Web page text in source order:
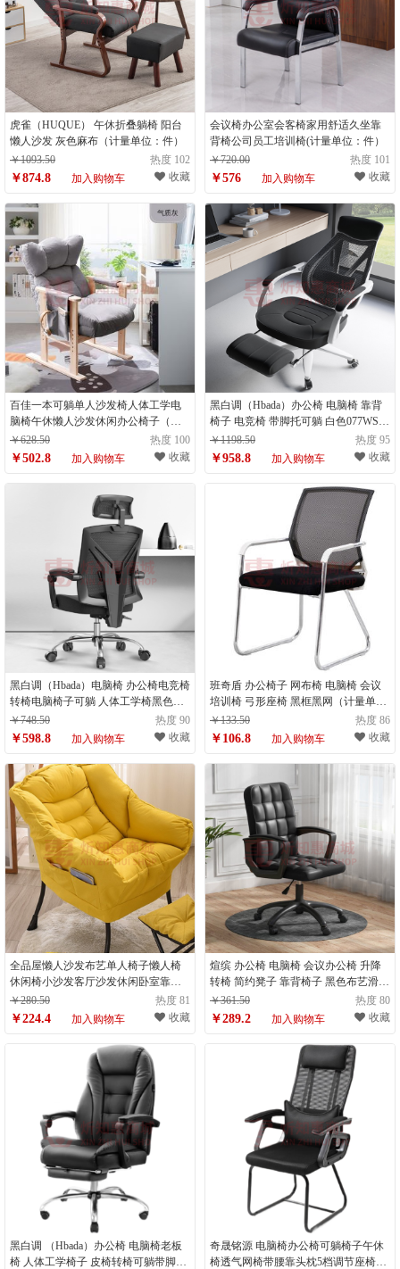
虎雀（HUQUE） 午休折叠躺椅 阳台
懒人沙发 灰色麻布（计量单位：件）
￥1093.50
热度 102
￥874.8 加入购物车 收藏
会议椅办公室会客椅家用舒适久坐靠
背椅公司员工培训椅(计量单位：件）
￥720.00
热度 101
￥576 加入购物车 收藏
百佳一本可躺单人沙发椅人体工学电
脑椅午休懒人沙发休闲办公椅子（计
量单位：个）
￥628.50 热度 100
￥502.8 加入购物车 收藏
黑白调（Hbada）办公椅 电脑椅 靠背
椅子 电竞椅 带脚托可躺 白色077WSJ
悠悦S（计量单位：把）
￥1198.50 热度 95
￥958.8 加入购物车 收藏
黑白调（Hbada）电脑椅 办公椅电竞椅
转椅电脑椅子可躺 人体工学椅黑色
115BS 精英S（计量单位：把）
￥748.50 热度 90
￥598.8 加入购物车 收藏
班奇盾 办公椅子 网布椅 电脑椅 会议
培训椅 弓形座椅 黑框黑网（计量单
位：件）
￥133.50 热度 86
￥106.8 加入购物车 收藏
全品屋懒人沙发布艺单人椅子懒人椅
休闲椅小沙发客厅沙发休闲卧室靠背
阳台躺椅 升级加厚款（麂皮绒）（计
量单位：把）
￥280.50 热度 81
￥224.4 加入购物车 收藏
煊缤 办公椅 电脑椅 会议办公椅 升降
转椅 简约凳子 靠背椅子 黑色布艺滑轮
乳胶坐垫 钢制脚（计量单位：件）
￥361.50 热度 80
￥289.2 加入购物车 收藏
黑白调 （Hbada）办公椅 电脑椅老板
椅 人体工学椅子 皮椅转椅可躺带脚托
奇晟铭源 电脑椅办公椅可躺椅子午休
椅透气网椅带腰靠头枕5档调节座椅职